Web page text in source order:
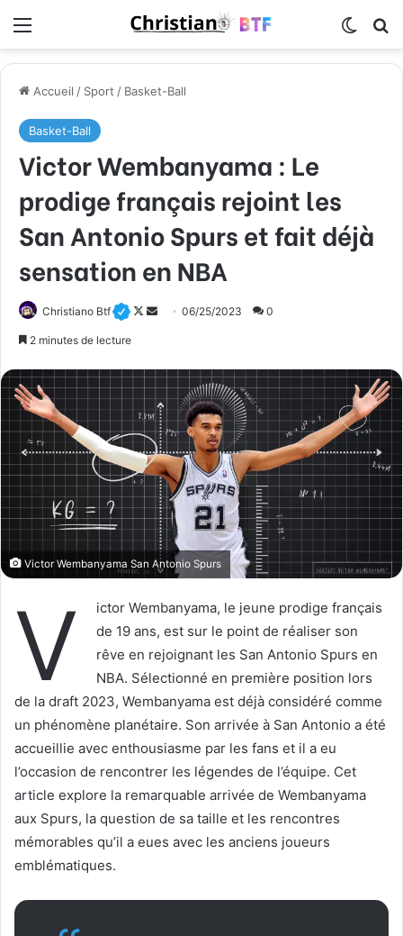
Accueil / Sport / Basket-Ball
Basket-Ball
Victor Wembanyama : Le
prodige français rejoint les
San Antonio Spurs et fait déjà
sensation en NBA
Christiano Btf
F
l
o
w
o
n
X
o
y
e
r
u
n
c
o
u
r
i
e
l
06/25/2023 0
2 minutes de lecture
Victor Wembanyama San Antonio Spurs
V
ictor Wembanyama, le jeune prodige français
de 19 ans, est sur le point de réaliser son
rêve en rejoignant les San Antonio Spurs en
NBA. Sélectionné en première position lors
de la draft 2023, Wembanyama est déjà considéré comme
un phénomène planétaire. Son arrivée à San Antonio a été
accueillie avec enthousiasme par les fans et il a eu
l’occasion de rencontrer les légendes de l’équipe. Cet
article explore la remarquable arrivée de Wembanyama
aux Spurs, la question de sa taille et les rencontres
mémorables qu’il a eues avec les anciens joueurs
emblématiques.